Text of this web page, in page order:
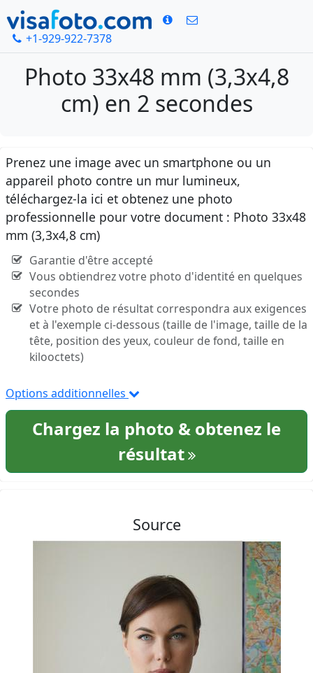
+1-929-922-7378
Photo 33x48 mm (3,3x4,8
cm) en 2 secondes
Prenez une image avec un smartphone ou un
appareil photo contre un mur lumineux,
téléchargez-la ici et obtenez une photo
professionnelle pour votre document : Photo 33x48
mm (3,3x4,8 cm)
Garantie d'être accepté
Vous obtiendrez votre photo d'identité en quelques
secondes
Votre photo de résultat correspondra aux exigences
et à l'exemple ci-dessous (taille de l'image, taille de la
tête, position des yeux, couleur de fond, taille en
kilooctets)
Options additionnelles
Chargez la photo & obtenez le
résultat
Source